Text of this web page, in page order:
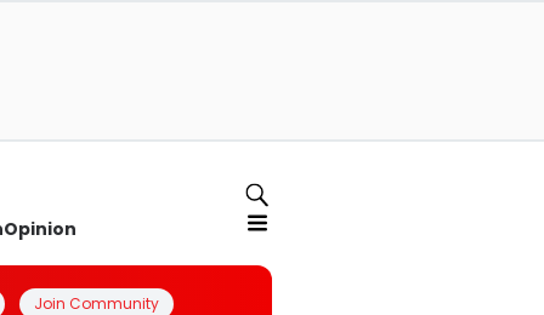
Opinion
Join Community